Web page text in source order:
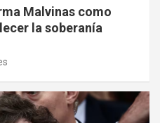
Malvinas como
la soberanía